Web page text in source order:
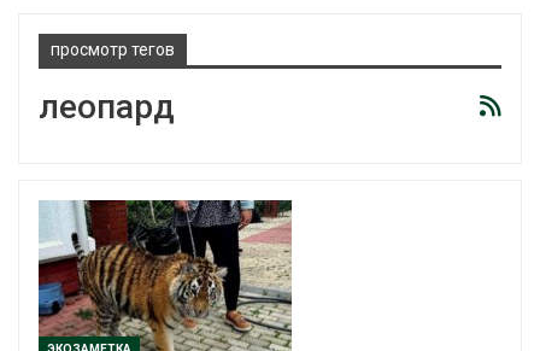
просмотр тегов
леопард